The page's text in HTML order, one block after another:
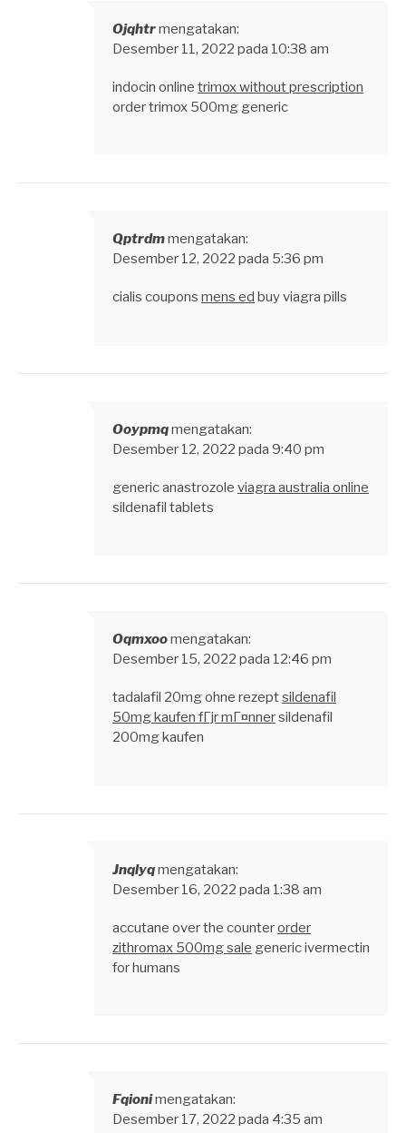
Ojqhtrmengatakan:
Desember 11, 2022 pada 10:38 am
indocin online trimox without prescription
order trimox 500mg generic
Qptrdmmengatakan:
Desember 12, 2022 pada 5:36 pm
cialis coupons mens ed buy viagra pills
Ooypmqmengatakan:
Desember 12, 2022 pada 9:40 pm
generic anastrozole viagra australia online
sildenafil tablets
Oqmxoomengatakan:
Desember 15, 2022 pada 12:46 pm
tadalafil 20mg ohne rezeptsildenafil
50mg kaufen fГјr mГ¤nnersildenafil
200mg kaufen
Jnqlyqmengatakan:
Desember 16, 2022 pada 1:38 am
accutane over the counterorder
zithromax 500mg sale generic ivermectin
for humans
Fqionimengatakan:
Desember 17, 2022 pada 4:35 am